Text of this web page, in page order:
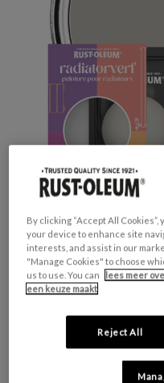
Productveiligheid
H317 - Kan
veroorzaken.
H412 -
organismen,
By clicking “Accept All
your device to enhance site
interests, and assist in our
"Manage Cookies" to choose
us to use. You can
lees meer
een keuze maakt
Reject All